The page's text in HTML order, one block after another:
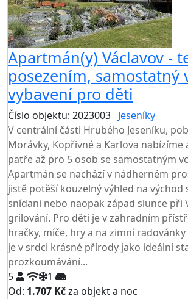
Apartmán(y) Václavov -
posezením, samostatný
vybavení pro děti
Číslo objektu: 2023003 Jeseníky
V centrální části Hrubého Jeseníku,
Morávky, Kopřivné a Karlova nabízíme
patře až pro 5 osob se samostatným
Apartmán se nachází v nádherném
jistě potěší kouzelný výhled na východ
snídani nebo naopak západ slunce při
grilování. Pro děti je v zahradním
hračky, míče, hry a na zimní
je v srdci krásné přírody jako ideální
prozkoumávání...
5
1
Od: 1.707 Kčza objekt a noc